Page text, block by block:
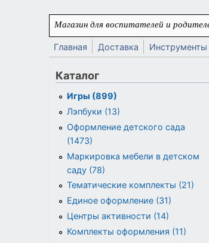
Перейти к основному содержанию
Магазин для воспитателей и
Главная Доставка Инструменты
Каталог
Игры (899)
Лэпбуки (13)
Оформление детского сада
(1473)
Маркировка мебели в детском
саду (78)
Тематические комплекты (21)
Единое оформление (31)
Центры активности (14)
Комплекты оформления (11)